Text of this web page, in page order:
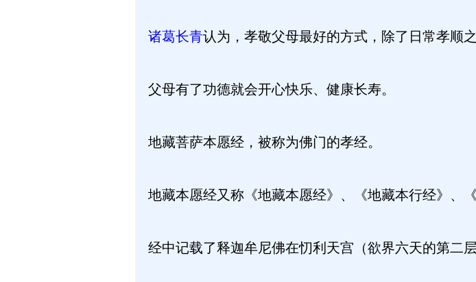
诸葛长青认为，孝敬父母最好的方式，除了日常孝顺
父母有了功德就会开心快乐、健康长寿。
地藏菩萨本愿经，被称为佛门的孝经。
地藏本愿经又称《地藏本愿经》、《地藏本行经》、
经中记载了释迦牟尼佛在忉利天宫（欲界六天的第二